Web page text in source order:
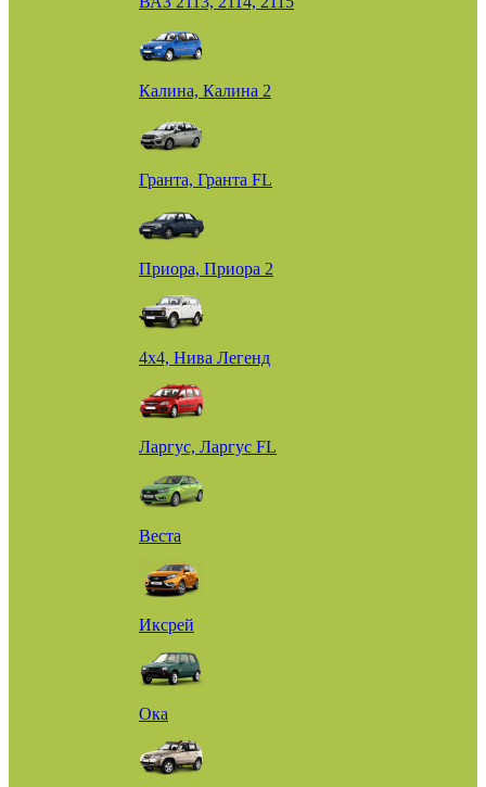
Калина, Калина 2
Гранта, Гранта FL
Приора, Приора 2
4х4, Нива Легенд
Ларгус, Ларгус FL
Веста
Иксрей
Ока